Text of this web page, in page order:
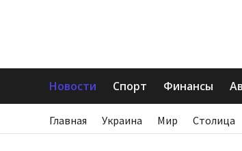
Новости Спорт Финансы
Главная Украина Мир Столица